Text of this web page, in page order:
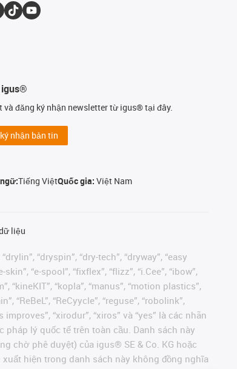
và đăng ký nhận newsletter từ igus® tại đây.
nhận bản tin
Tiếng ViệtQuốc gia:Việt Nam
liệu
“dryspin”, “dry-tech”, “dryway”, “easy
“e-spool”, “fixflex”, “flizz”, “i.Cee”, “ibow”,
“kineKIT”, “kopla”, “manus”, “motion plastics”,
“ReBeL”, “ReCyycle”, “reguse”, “robolink”,
“xirodur”, “xiros” và “yes” là các nhãn
lý quốc tế trên toàn cầu. Danh sách này
chờ phê duyệt) của igus® SE & Co. KG hoặc
hiện trong danh sách này không đồng nghĩa